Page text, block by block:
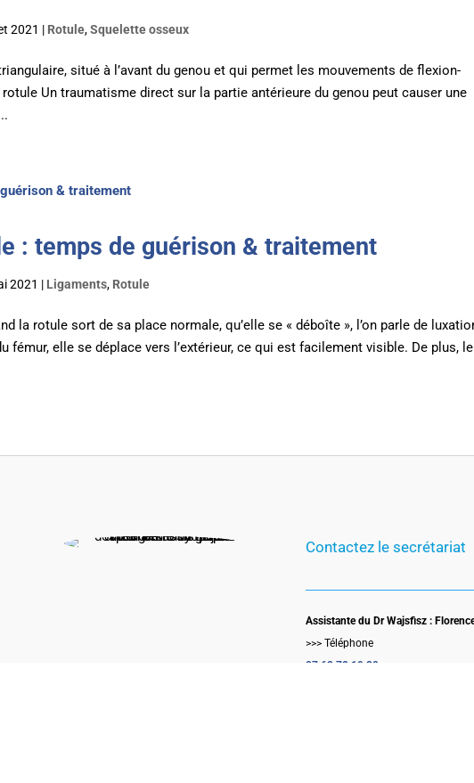
2021 | Rotule,Squelette osseux
situé à l’avant du genou et qui permet les mouvements de flexion-
Un traumatisme direct sur la partie antérieure du genou peut causer une
: temps de guérison & traitement
2021 | Ligaments, Rotule
la rotule sort de sa place normale, qu’elle se « déboîte », l’on parle de
fémur, elle se déplace vers l’extérieur, ce qui est facilement visible. De plus, le
Contactez le secrétariat
Assistante du Dr Wajsfisz :
>>> Téléphone
07 62 78 19 20‬